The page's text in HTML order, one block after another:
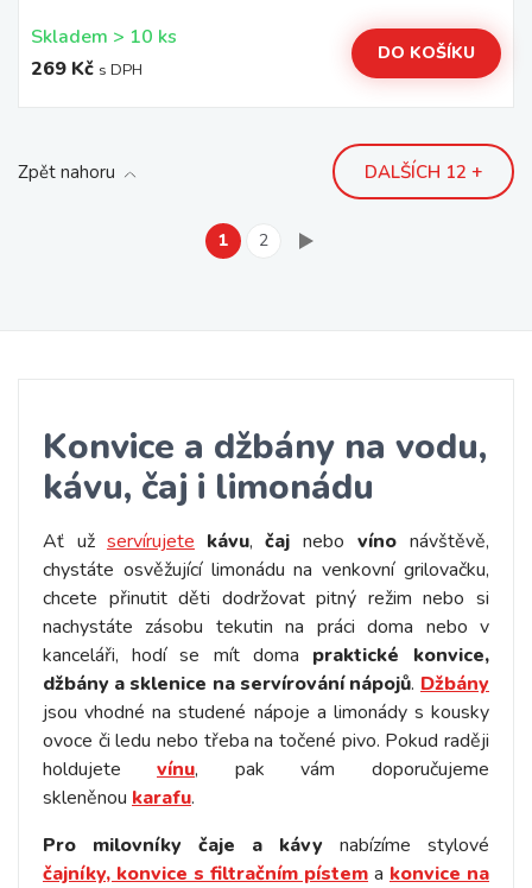
Skladem > 10 ks
269 Kč s DPH
DO KOŠÍKU
Zpět nahoru DALŠÍCH 12 +
1 2
Konvice a džbány na vodu,
kávu, čaj i limonádu
Ať už servírujete kávu, čaj nebo víno návštěvě,
chystáte osvěžující limonádu na venkovní grilovačku,
chcete přinutit děti dodržovat pitný režim nebo si
nachystáte zásobu tekutin na práci doma nebo v
kanceláři, hodí se mít doma praktické konvice,
džbány a sklenice na servírování nápojů. Džbány
jsou vhodné na studené nápoje a limonády s kousky
ovoce či ledu nebo třeba na točené pivo. Pokud raději
holdujete vínu, pak vám doporučujeme
skleněnou karafu.
Pro milovníky čaje a kávy nabízíme stylové
čajníky, konvice s filtračním pístem a konvice na